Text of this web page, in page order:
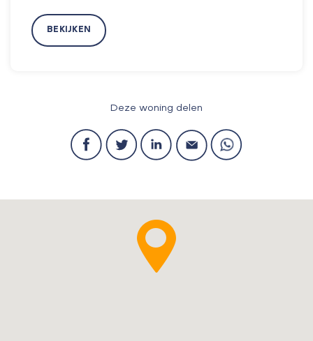
BEKIJKEN
Deze woning delen